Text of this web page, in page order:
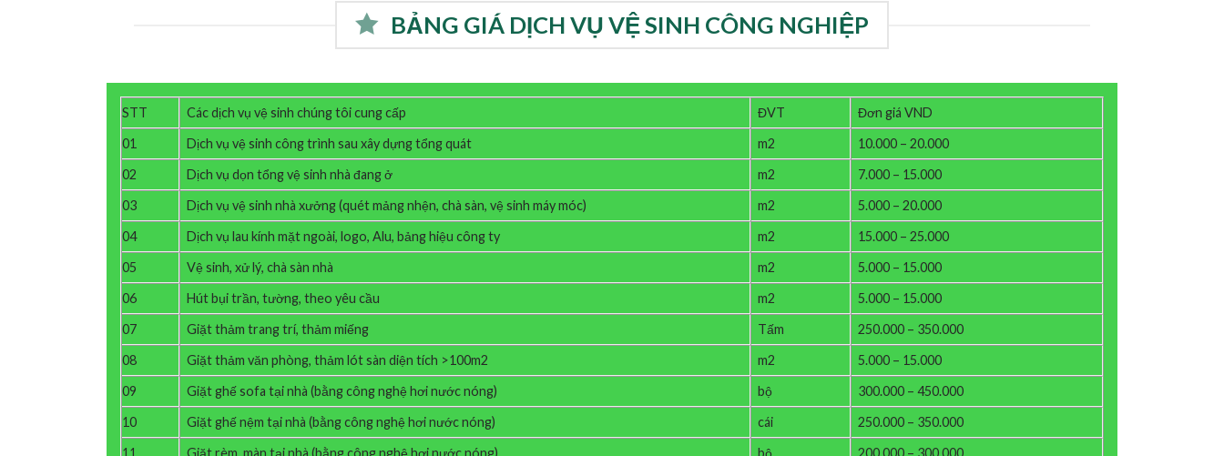
BẢNG GIÁ DỊCH VỤ VỆ SINH CÔNG NGHIỆP
STT Các dịch vụ vệ sinh chúng tôi cung cấp ĐVT
Đơn giá VND
01
Dịch vụ vệ sinh công trình sau xây dựng tổng quát m2
10.000 – 20.000
02
Dịch vụ dọn tổng vệ sinh nhà đang ở m2
7.000 – 15.000
03
Dịch vụ vệ sinh nhà xưởng (quét mảng nhện, chà sàn, vệ sinh máy móc) m2
5.000 – 20.000
04
Dịch vụ lau kính mặt ngoài, logo, Alu, bảng hiệu công ty m2
15.000 – 25.000
05
Vệ sinh, xử lý, chà sàn nhà m2
5.000 – 15.000
06
Hút bụi trần, tường, theo yêu cầu m2
5.000 – 15.000
07
Giặt thảm trang trí, thảm miếng Tấm
250.000 – 350.000
08
Giặt thảm văn phòng, thảm lót sàn diện tích >100m2 m2
5.000 – 15.000
09
Giặt ghế sofa tại nhà (bằng công nghệ hơi nước nóng) bộ
300.000 – 450.000
10
Giặt ghế nệm tại nhà (bằng công nghệ hơi nước nóng) cái
250.000 – 350.000
11
Giặt rèm, màn tại nhà (bằng công nghệ hơi nước nóng) bộ 200.000 – 300.000